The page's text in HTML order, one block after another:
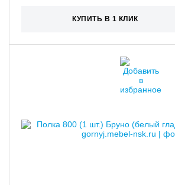
КУПИТЬ В 1 КЛИК